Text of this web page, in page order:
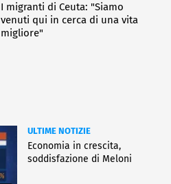
I migranti di Ceuta: "Siamo
venuti qui in cerca di una vita
migliore"
ULTIME NOTIZIE
Economia in crescita,
soddisfazione di Meloni